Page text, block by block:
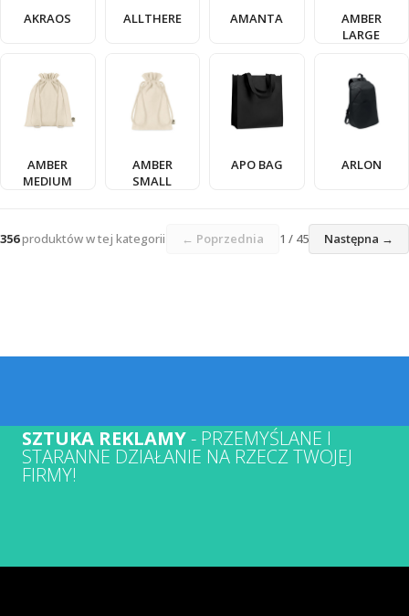
AKRAOS ALLTHERE AMANTA
AMBER
LARGE
AMBER
MEDIUM
AMBER
SMALL
APO BAG ARLON
356produktów w tej kategorii ← Poprzednia 1 / 45 Następna →
SZTUKA REKLAMY- PRZEMYŚLANE I
STARANNE DZIAŁANIE NA RZECZ TWOJEJ
FIRMY!